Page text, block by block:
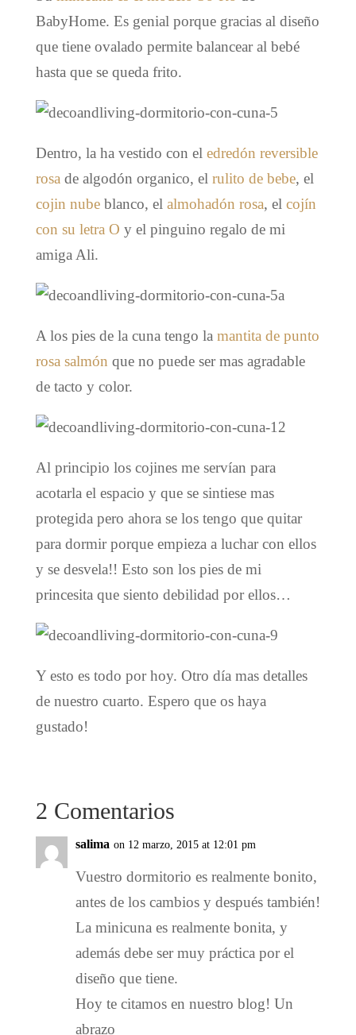
BabyHome. Es genial porque gracias al diseño
que tiene ovalado permite balancear al bebé
hasta que se queda frito.
Dentro, la ha vestido con el edredón reversible
rosade algodón organico, el rulito de bebe, el
cojin nubeblanco, el almohadón rosa, el cojín
con su letra O y el pinguino regalo de mi
amiga Ali.
A los pies de la cuna tengo la mantita de punto
rosa salmón que no puede ser mas agradable
de tacto y color.
Al principio los cojines me servían para
acotarla el espacio y que se sintiese mas
protegida pero ahora se los tengo que quitar
para dormir porque empieza a luchar con ellos
y se desvela!! Esto son los pies de mi
princesita que siento debilidad por ellos…
Y esto es todo por hoy. Otro día mas detalles
de nuestro cuarto. Espero que os haya
gustado!
2 Comentarios
salima on 12 marzo, 2015 at 12:01 pm
Vuestro dormitorio es realmente bonito,
antes de los cambios y después también!
La minicuna es realmente bonita, y
además debe ser muy práctica por el
diseño que tiene.
Hoy te citamos en nuestro blog! Un
abrazo